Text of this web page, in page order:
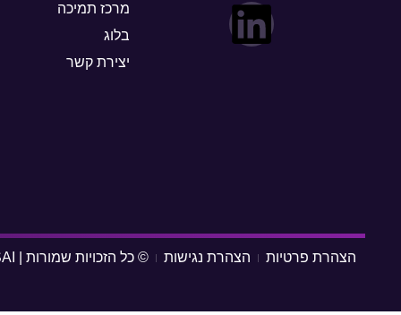
מרכז תמיכה
בלוג
יצירת קשר
הצהרת פרטיות הצהרת נגישות © כל הזכויות שמורות | NEXUSAI